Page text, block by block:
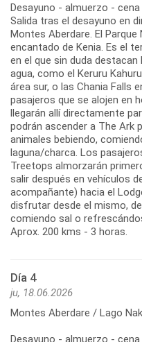
Desayuno - almuerzo - cena
Salida tras el desayuno en
Montes Aberdare. El
encantado de Kenia. Es el
en el que sin duda
agua, como el Keruru
área sur, o las Chania Falls
pasajeros que se alojen en
llegarán allí directamente
podrán ascender a The Ark
animales bebiendo,
laguna/charca. Los
Treetops almorzarán
salir después en vehículos
acompañante) hacia el
disfrutar desde el mismo,
comiendo sal o
Aprox. 200 kms - 3 horas.
Día 4
ju, 18.06.2026
Montes Aberdare / Lago
Desayuno - almuerzo - cena